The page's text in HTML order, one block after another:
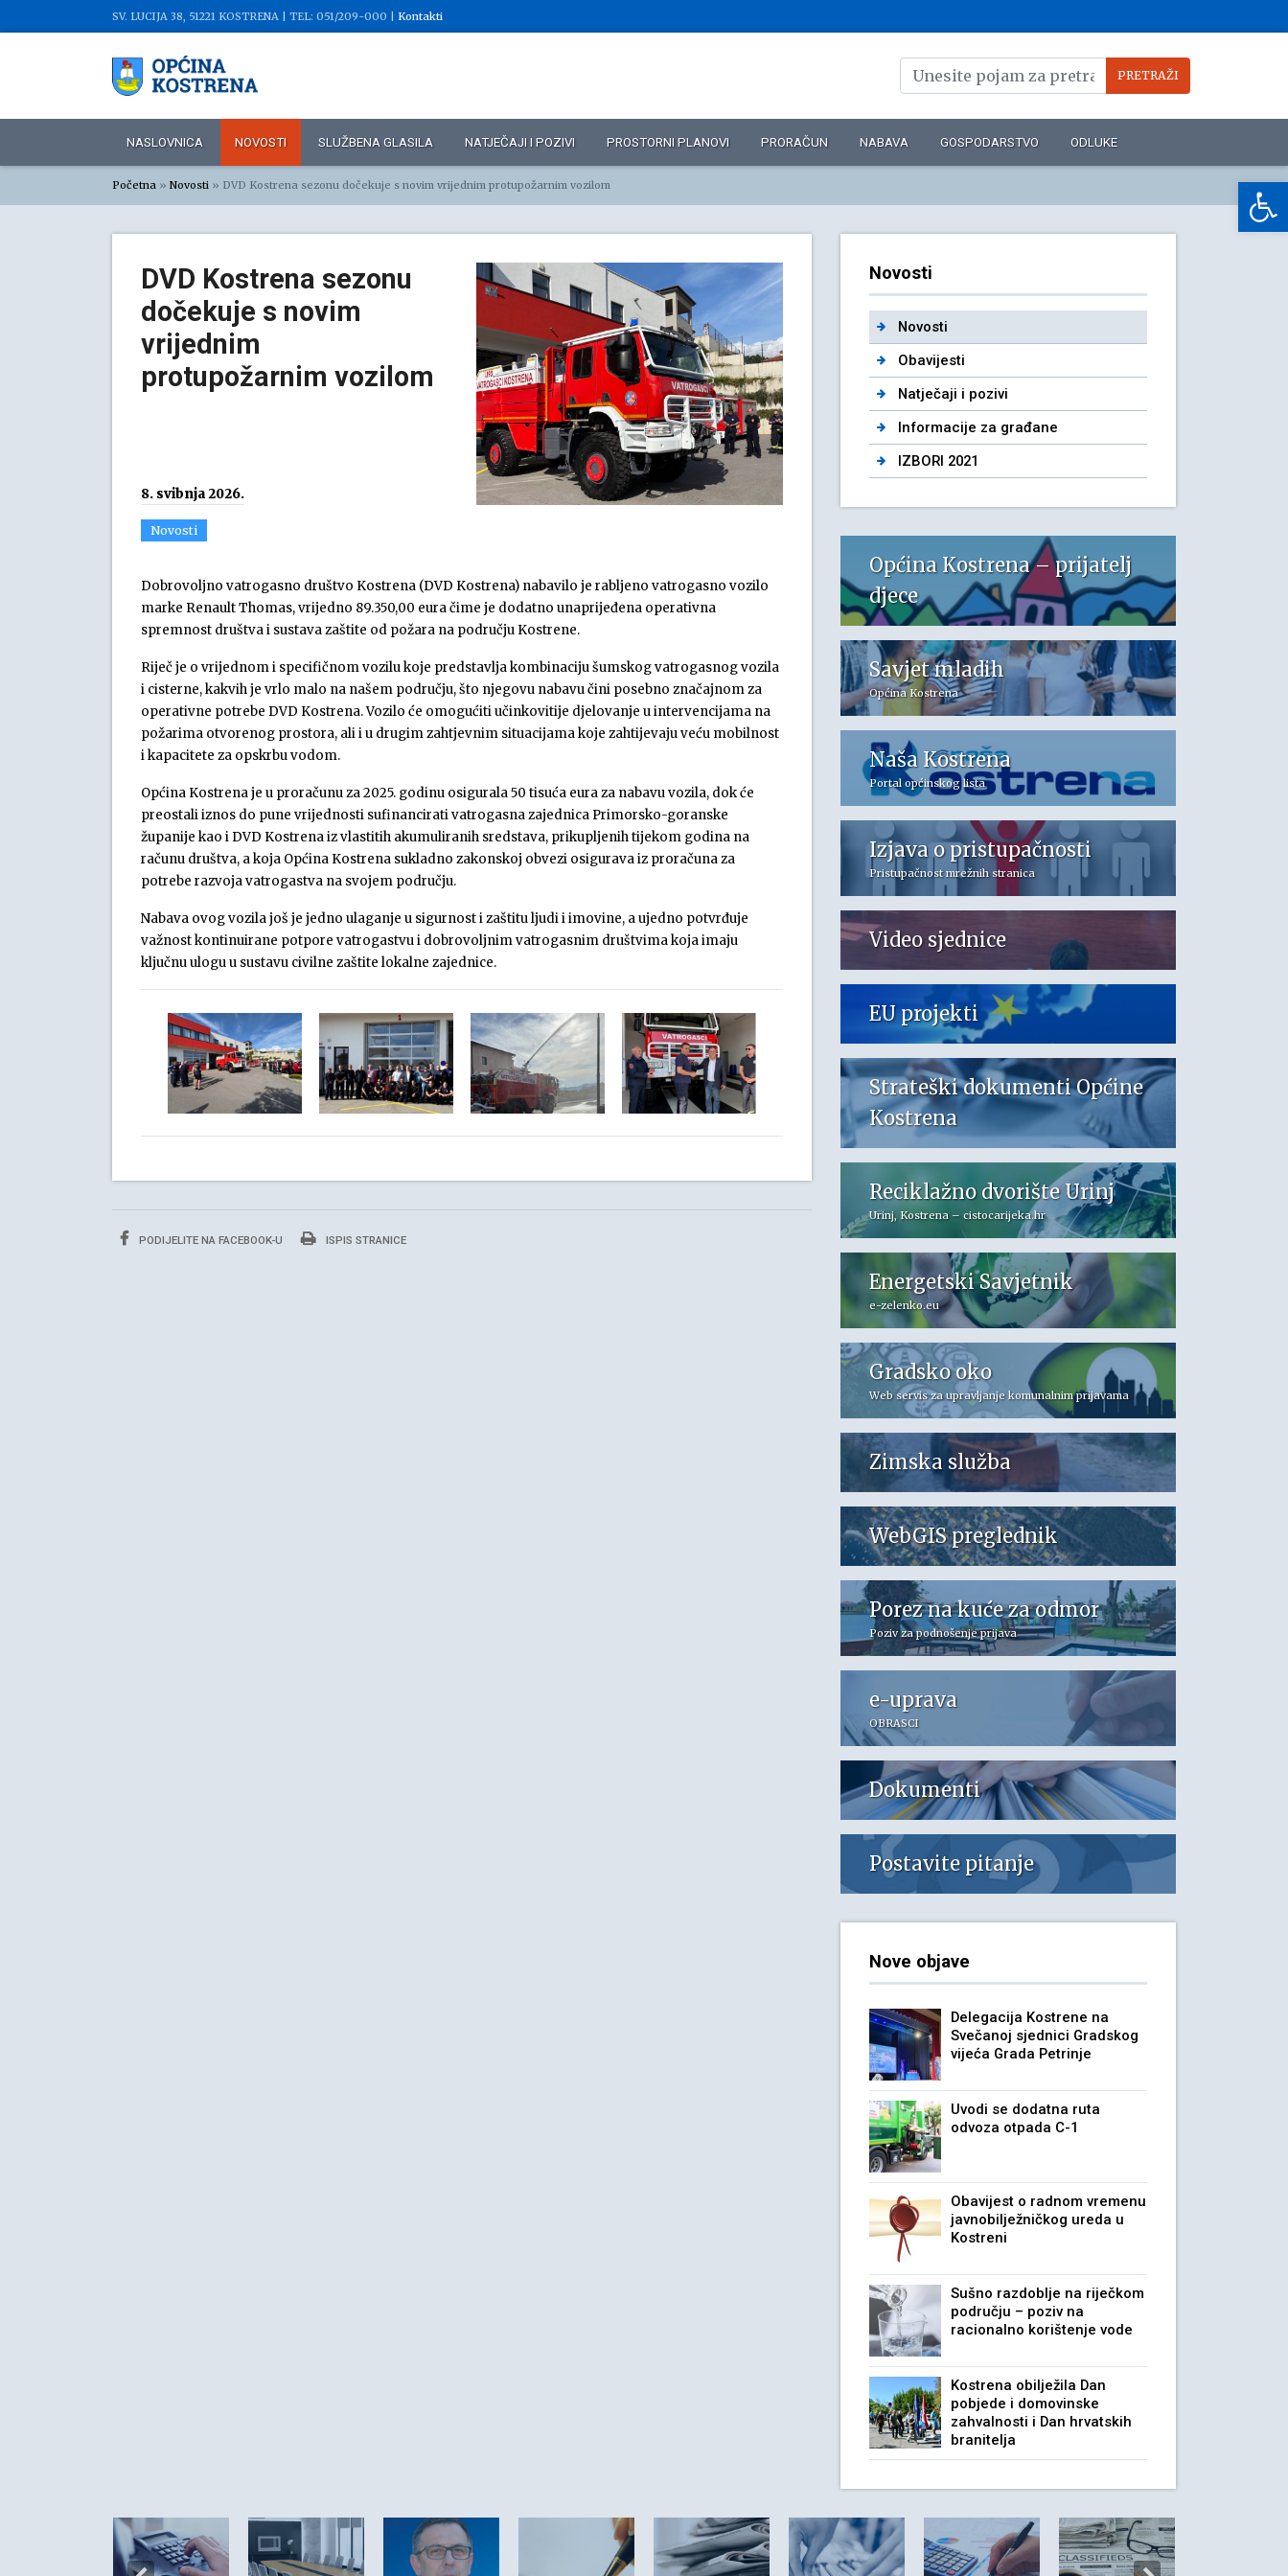
SV. LUCIJA 38, 51221 KOSTRENA | TEL: 051/209-000 | Kontakti
NASLOVNICA NOVOSTI SLUŽBENA GLASILA NATJEČAJI I POZIVI PROSTORNI PLANOVI PRORAČUN NABAVA GOSPODARSTVO ODLUKE
Početna » Novosti » DVD Kostrena sezonu dočekuje s novim vrijednim protupožarnim vozilom
DVD Kostrena sezonu
dočekuje s novim
vrijednim
protupožarnim vozilom
8. svibnja 2026.
Novosti
Dobrovoljno vatrogasno društvo Kostrena (DVD Kostrena) nabavilo je rabljeno vatrogasno vozilo
marke Renault Thomas, vrijedno 89.350,00 eura čime je dodatno unaprijeđena operativna
spremnost društva i sustava zaštite od požara na području Kostrene.
Riječ je o vrijednom i specifičnom vozilu koje predstavlja kombinaciju šumskog vatrogasnog vozila
i cisterne, kakvih je vrlo malo na našem području, što njegovu nabavu čini posebno značajnom za
operativne potrebe DVD Kostrena. Vozilo će omogućiti učinkovitije djelovanje u intervencijama na
požarima otvorenog prostora, ali i u drugim zahtjevnim situacijama koje zahtijevaju veću mobilnost
i kapacitete za opskrbu vodom.
Općina Kostrena je u proračunu za 2025. godinu osigurala 50 tisuća eura za nabavu vozila, dok će
preostali iznos do pune vrijednosti sufinancirati vatrogasna zajednica Primorsko-goranske
županije kao i DVD Kostrena iz vlastitih akumuliranih sredstava, prikupljenih tijekom godina na
računu društva, a koja Općina Kostrena sukladno zakonskoj obvezi osigurava iz proračuna za
potrebe razvoja vatrogastva na svojem području.
Nabava ovog vozila još je jedno ulaganje u sigurnost i zaštitu ljudi i imovine, a ujedno potvrđuje
važnost kontinuirane potpore vatrogastvu i dobrovoljnim vatrogasnim društvima koja imaju
ključnu ulogu u sustavu civilne zaštite lokalne zajednice.
PODIJELITE NA FACEBOOK-U ISPIS STRANICE
Novosti
Novosti
Obavijesti
Natječaji i pozivi
Informacije za građane
IZBORI 2021
Općina Kostrena – prijatelj
djece
Savjet mladih
Općina Kostrena
Naša Kostrena
Portal općinskog lista
Izjava o pristupačnosti
Pristupačnost mrežnih stranica
Video sjednice
EU projekti
Strateški dokumenti Općine
Kostrena
Reciklažno dvorište Urinj
Urinj, Kostrena – cistocarijeka.hr
Energetski Savjetnik
e-zelenko.eu
Gradsko oko
Web servis za upravljanje komunalnim prijavama
Zimska služba
WebGIS preglednik
Porez na kuće za odmor
Poziv za podnošenje prijava
e-uprava
OBRASCI
Dokumenti
Postavite pitanje
Nove objave
Delegacija Kostrene na
Svečanoj sjednici Gradskog
vijeća Grada Petrinje
Uvodi se dodatna ruta
odvoza otpada C-1
Obavijest o radnom vremenu
javnobilježničkog ureda u
Kostreni
Sušno razdoblje na riječkom
području – poziv na
racionalno korištenje vode
Kostrena obilježila Dan
pobjede i domovinske
zahvalnosti i Dan hrvatskih
branitelja